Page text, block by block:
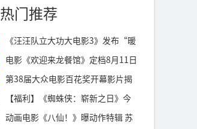
热门推荐
《汪汪队立大功大电影3》发布“暖
电影《欢迎来龙餐馆》定档8月11日
第38届大众电影百花奖开幕影片揭
【福利】《蜘蛛侠：崭新之日》今
动画电影《八仙！》曝动作特辑 苏